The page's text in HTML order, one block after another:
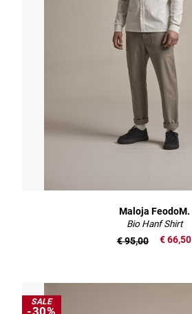
Maloja FeodoM.
Bio Hanf Shirt
€ 66,50
€ 95,00
SALE
-30%